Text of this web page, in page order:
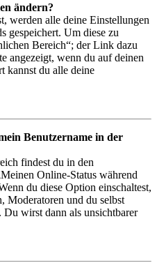
ändern?
werden alle deine Einstellungen
gespeichert. Um diese zu
Bereich“; der Link dazu
angezeigt, wenn du auf deinen
kannst du alle deine
Benutzername in der
findest du in den
Online-Status während
du diese Option einschaltest,
Moderatoren und du selbst
Du wirst dann als unsichtbarer